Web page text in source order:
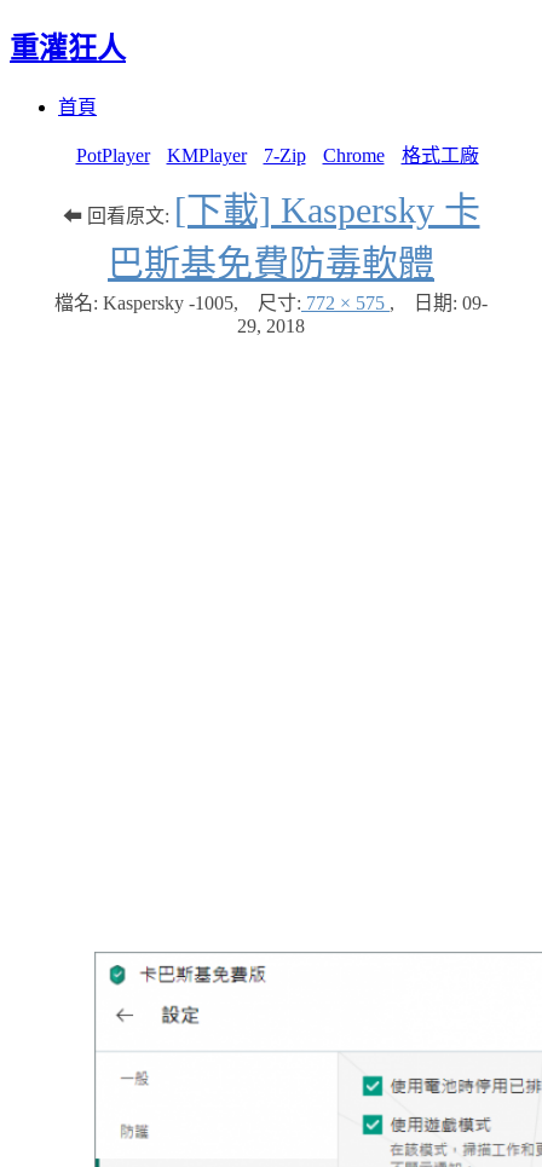
重灌狂人
首頁
PotPlayer KMPlayer 7-Zip Chrome 格式工廠
⬅ 回看原文: [下載] Kaspersky 卡
巴斯基免費防毒軟體
檔名: Kaspersky -1005, 尺寸: 772 × 575 , 日期: 09-
29, 2018